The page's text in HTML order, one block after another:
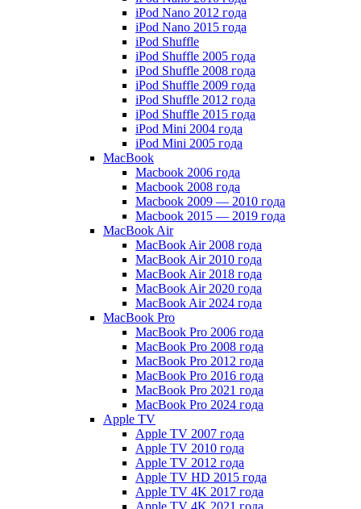
iPod Nano 2012 года
iPod Nano 2015 года
iPod Shuffle
iPod Shuffle 2005 года
iPod Shuffle 2008 года
iPod Shuffle 2009 года
iPod Shuffle 2012 года
iPod Shuffle 2015 года
iPod Mini 2004 года
iPod Mini 2005 года
MacBook
Macbook 2006 года
Macbook 2008 года
Macbook 2009 — 2010 года
Macbook 2015 — 2019 года
MacBook Air
MacBook Air 2008 года
MacBook Air 2010 года
MacBook Air 2018 года
MacBook Air 2020 года
MacBook Air 2024 года
MacBook Pro
MacBook Pro 2006 года
MacBook Pro 2008 года
MacBook Pro 2012 года
MacBook Pro 2016 года
MacBook Pro 2021 года
MacBook Pro 2024 года
Apple TV
Apple TV 2007 года
Apple TV 2010 года
Apple TV 2012 года
Apple TV HD 2015 года
Apple TV 4K 2017 года
Apple TV 4K 2021 года